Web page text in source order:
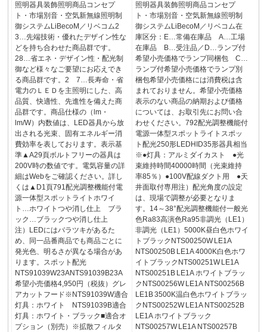
照明器具装飾照明商品コンセプ
ト・市場別音・空気新無線照明制
御システムLiBecoM／リベコム2
3…先端技術・優れたデザイン性な
どを持ち合わせた商品群です。
28…省エネ・デザイン性・配光制
御など様々なご要望にお応えでき
る商品群です。2 7…長寿命・省
電力のＬＥＤを主照明にした、高
品質、快適性、先進性を備えた商
品群です。商品仕様の（lm・
lm/W）内数値は、LED器具から放
出される光束、固有エネルギー消
費効率を表しております。表示基
準▲A29頁ボルトフリーの器具は
200V時の数値です。電気容量の詳
細はWebをご確認ください。詳し
くは▲D1頁791配光調整機能付電
源一体型スポットライトホワイ
ト…ホワイトつや消し仕上 ブラ
ック…ブラックつや消し仕上
注）LEDにはバラツキがあるた
め、同一品番商品でも商品ごとに
発光色、明るさが異なる場合があ
ります。スポット配光
NTS91039W23ANTS91039B23A
希望小売価格4,950円（税抜）グレ
アカットフード※NTS91039W適合
灯具：ホワイト NTS91039B適合
灯具：ホワイト・ブラック■適合オ
プション（別売）※拡散フィルタ
照明器具装飾照明商品コンセプ
ト・市場別音・空気新無線照明制
御システムLiBecoM／リベコム在
庫区分：E…常備在庫品 A…工場
在庫品 B…受注品／D…ランプ付
希望小売価格でランプ同梱包 C…
ランプ付希望小売価格でランプ別
梱包希望小売価格には消費税は含
まれておりません。希望小売価格
表示のない商品の納期および価格
については、お取引先にお問い合
わせください。792配光調整機能付
電源一体型スポットライトスポッ
ト配光250形LEDHID35形器具相当
※●灯具：アルミダイカスト ●光
束維持時間40000時間（光束維持
率85％）●100V配線ダクト用 ●天
井面取付専用注）配光角度の設定
は、現場で調整が必要となりま
す。14～38°配光調整機能付一般光
色Ra83高演色Ra95非調光（LE1）
非調光（LE1）5000K昼白色ホワイ
トブラックNTS00250W LE1A
NTS00250B LE1A 4000K白色ホワ
イトブラックNTS00251W LE1A
NTS00251B LE1A ホワイトブラッ
クNTS00256W LE1A NTS00256B
LE1B 3500K温白色ホワイトブラッ
クNTS00252W LE1A NTS00252B
LE1A ホワイトブラック
NTS00257W LE1A NTS00257B